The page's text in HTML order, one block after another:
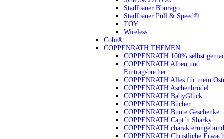
Stadlbauer Bburago
Stadlbauer Pull & Speed®
TOY
Wireless
Cobi®
COPPENRATH THEMEN
COPPENRATH 100% selbst
COPPENRATH Alben und
Eintragsbücher
COPPENRATH Alles für mein
COPPENRATH Aschenbrödel
COPPENRATH BabyGlück
COPPENRATH Bücher
COPPENRATH Bunte Geschenke
COPPENRATH Capt´n Sharky
COPPENRATH
COPPENRATH Christliche